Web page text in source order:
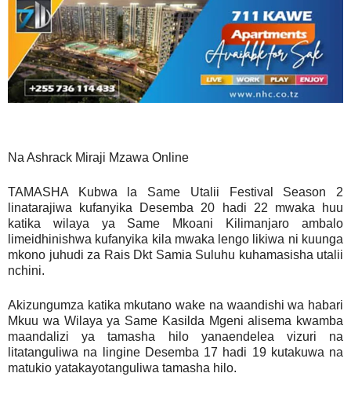
Na Ashrack Miraji Mzawa Online
TAMASHA Kubwa la Same Utalii Festival Season 2
linatarajiwa kufanyika Desemba 20 hadi 22 mwaka huu
katika wilaya ya Same Mkoani Kilimanjaro ambalo
limeidhinishwa kufanyika kila mwaka lengo likiwa ni kuunga
mkono juhudi za Rais Dkt Samia Suluhu kuhamasisha utalii
nchini.
Akizungumza katika mkutano wake na waandishi wa habari
Mkuu wa Wilaya ya Same Kasilda Mgeni alisema kwamba
maandalizi ya tamasha hilo yanaendelea vizuri na
litatanguliwa na lingine Desemba 17 hadi 19 kutakuwa na
matukio yatakayotanguliwa tamasha hilo.